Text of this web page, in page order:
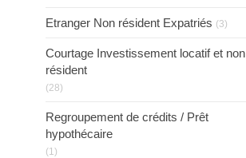
Etranger Non résident Expatriés (3)
Courtage Investissement locatif et non
résident
(28)
Regroupement de crédits / Prêt
hypothécaire
(1)